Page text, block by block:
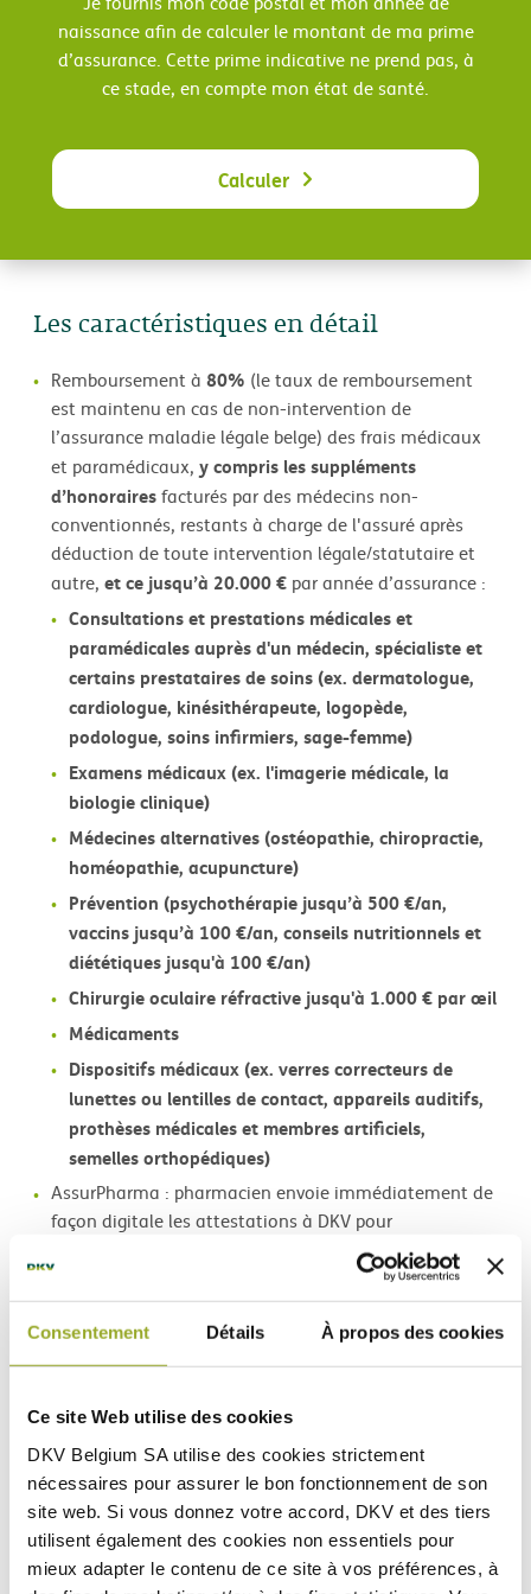
Consentement Détails À propos des cookies
Ce site Web utilise des cookies
DKV Belgium SA utilise des cookies strictement
nécessaires pour assurer le bon fonctionnement de son
site web. Si vous donnez votre accord, DKV et des tiers
utilisent également des cookies non essentiels pour
mieux adapter le contenu de ce site à vos préférences, à
naissance afin de calculer le montant de ma prime
d’assurance. Cette prime indicative ne prend pas, à
ce stade, en compte mon état de santé.
Calculer
Les caractéristiques en détail
Remboursement à 80% (le taux de remboursement
est maintenu en cas de non-intervention de
l’assurance maladie légale belge) des frais médicaux
et paramédicaux, y compris les suppléments
d’honorairesfacturés par des médecins non-
conventionnés, restants à charge de l'assuré après
déduction de toute intervention légale/statutaire et
autre, et ce jusqu’à 20.000 € par année d’assurance :
Consultations et prestations médicales et
paramédicales auprès d'un médecin, spécialiste et
certains prestataires de soins (ex. dermatologue,
cardiologue, kinésithérapeute, logopède,
podologue, soins infirmiers, sage-femme)
Examens médicaux (ex. l'imagerie médicale, la
biologie clinique)
Médecines alternatives (ostéopathie, chiropractie,
homéopathie, acupuncture)
Prévention (psychothérapie jusqu’à 500 €/an,
vaccins jusqu’à 100 €/an, conseils nutritionnels et
diététiques jusqu'à 100 €/an)
Chirurgie oculaire réfractive jusqu'à 1.000 € par œil
Médicaments
Dispositifs médicaux (ex. verres correcteurs de
lunettes ou lentilles de contact, appareils auditifs,
prothèses médicales et membres artificiels,
semelles orthopédiques)
AssurPharma : pharmacien envoie immédiatement de
façon digitale les attestations à DKV pour
Stage d'attente général de 3 mois (12 mois pour la
nutritionnels/diététiques ; 36 mois pour la chirurgie
oculaire réfractive)
Conditions Générales d'Assurance